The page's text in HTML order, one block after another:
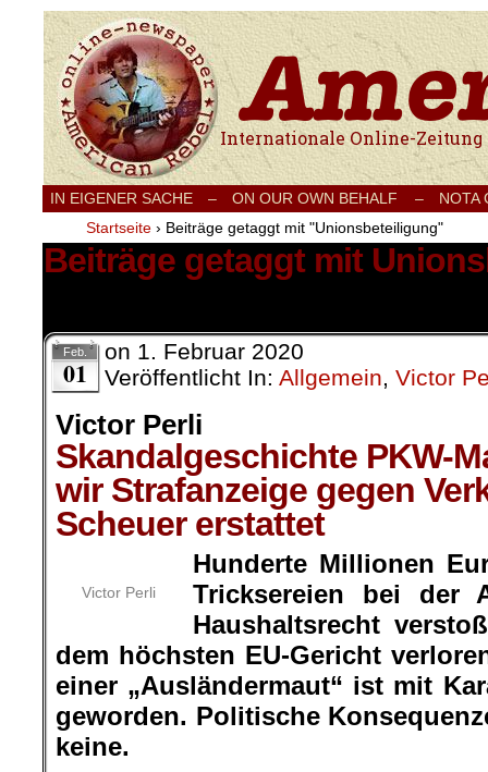
Internationale Onlinezeitung für Frieden,
IN EIGENER SACHE – ON OUR OWN BEHALF –
NOTA
Startseite › Beiträge getaggt mit "Unionsbeteiligung"
Beiträge getaggt mit
Feb.
01
on 1. Februar 2020
Veröffentlicht In: Allgemein, Victor
Victor Perli
Skandalgeschichte PKW-
wir Strafanzeige gegen
Scheuer erstattet
Victor Perli
Hunderte Millionen
Tricksereien bei der
Haushaltsrecht
dem höchsten EU-Gericht
einer „Ausländermaut“ ist mit
geworden. Politische
keine.